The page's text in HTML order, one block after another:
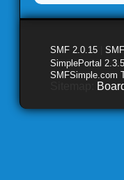
SMF 2.0.15
SimplePortal
SMFSimple.com